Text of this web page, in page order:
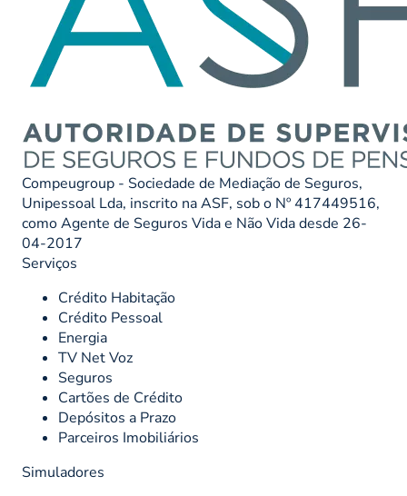
Compeugroup - Sociedade de Mediação de Seguros,
Unipessoal Lda, inscrito na ASF, sob o Nº 417449516,
como Agente de Seguros Vida e Não Vida desde 26-
04-2017
Serviços
Crédito Habitação
Crédito Pessoal
Energia
TV Net Voz
Seguros
Cartões de Crédito
Depósitos a Prazo
Parceiros Imobiliários
Simuladores